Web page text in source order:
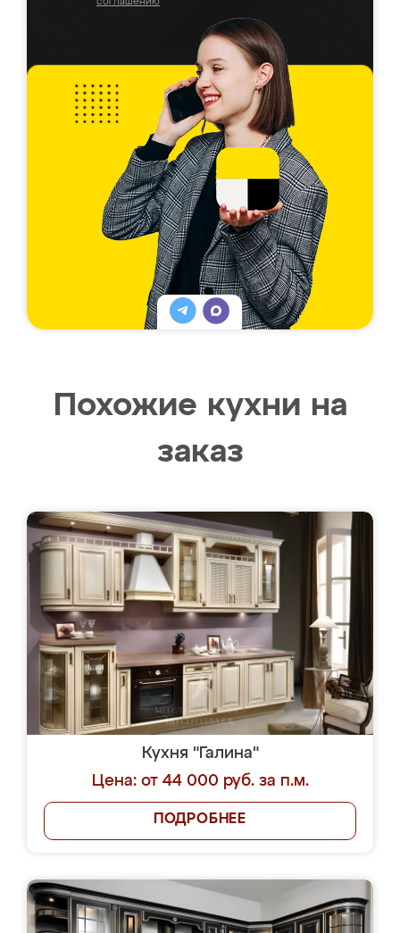
Похожие кухни на
заказ
Кухня "Галина"
Цена: от 44 000 руб. за п.м.
ПОДРОБНЕЕ